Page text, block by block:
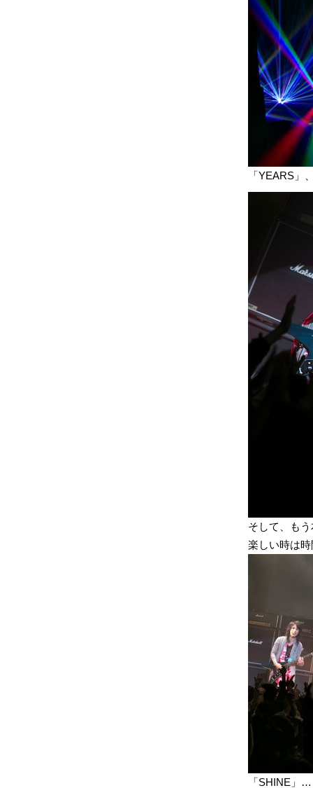
「YEARS
そして、も
楽しい時は
「SHINE」…